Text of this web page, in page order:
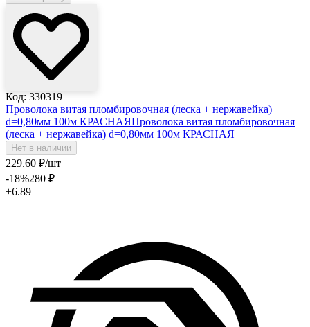
Код: 330319
Проволока витая пломбировочная (леска + нержавейка)
d=0,80мм 100м КРАСНАЯПроволока витая пломбировочная
(леска + нержавейка) d=0,80мм 100м КРАСНАЯ
Нет в наличии
229.60 ₽/шт
-18%280 ₽
+6.89